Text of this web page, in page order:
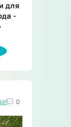
для
-
0